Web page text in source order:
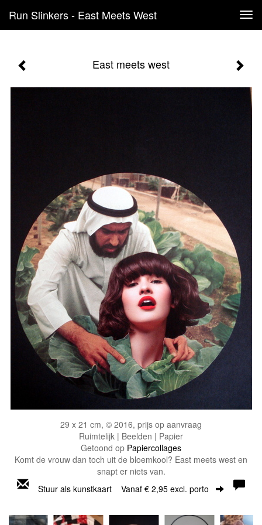
Run Slinkers - East Meets West
East meets west
29 x 21 cm, © 2016, prijs op aanvraag
Ruimtelijk | Beelden | Papier
Getoond op Papiercollages
Komt de vrouw dan toch uit de bloemkool? East meets west en
snapt er niets van.
Stuur als kunstkaart Vanaf € 2,95 excl. porto